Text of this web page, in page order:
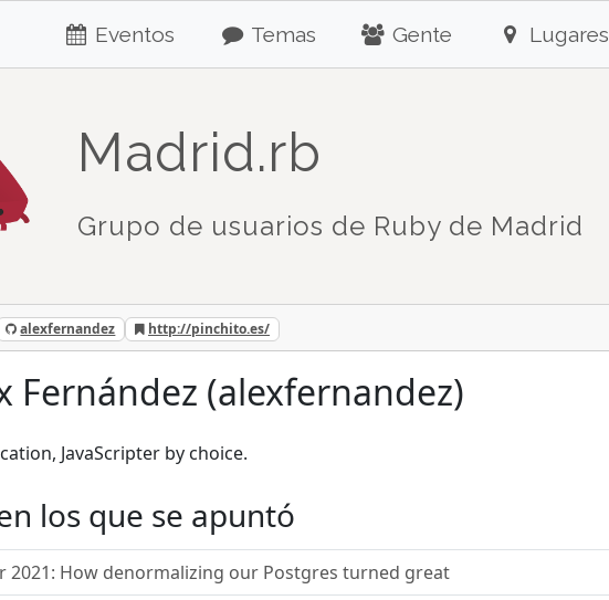
Eventos Temas Gente Lugares
Madrid.rb
Grupo de usuarios de Ruby de Madrid
alexfernandez http://pinchito.es/
Fernández (alexfernandez)
JavaScripter by choice.
los que se apuntó
2021: How denormalizing our Postgres turned great